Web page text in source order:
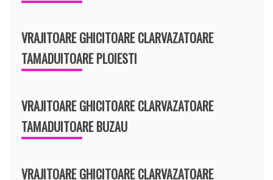
VRAJITOARE GHICITOARE CLARVAZATOARE
TAMADUITOARE PLOIESTI
VRAJITOARE GHICITOARE CLARVAZATOARE
TAMADUITOARE BUZAU
VRAJITOARE GHICITOARE CLARVAZATOARE